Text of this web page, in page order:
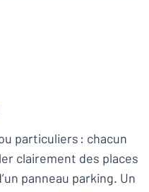
particuliers : chacun
clairement des places
panneau parking. Un